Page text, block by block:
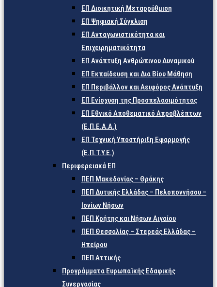
ΕΠ Διοικητική Μεταρρύθμιση
ΕΠ Ψηφιακή Σύγκλιση
ΕΠ Ανταγωνιστικότητα και
Επιχειρηματικότητα
ΕΠ Ανάπτυξη Ανθρώπινου Δυναμικού
ΕΠ Εκπαίδευση και Δια Βίου Μάθηση
ΕΠ Περιβάλλον και Αειφόρος Ανάπτυξη
ΕΠ Ενίσχυση της Προσπελασιμότητας
ΕΠ Εθνικό Αποθεματικό Απροβλέπτων
(Ε.Π.Ε.Α.Α.)
ΕΠ Τεχνική Υποστήριξη Εφαρμογής
(Ε.Π.Τ.Υ.Ε.)
Περιφερειακά ΕΠ
ΠΕΠ Μακεδονίας – Θράκης
ΠΕΠ Δυτικής Ελλάδας – Πελοποννήσου –
Ιονίων Νήσων
ΠΕΠ Κρήτης και Νήσων Αιγαίου
ΠΕΠ Θεσσαλίας – Στερεάς Ελλάδας –
Ηπείρου
ΠΕΠ Αττικής
Προγράμματα Ευρωπαϊκής Εδαφικής
Συνεργασίας